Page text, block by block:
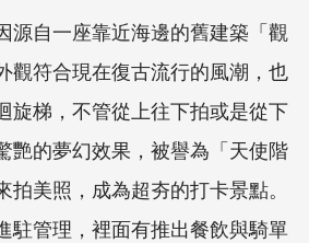
源自一座靠近海邊的舊建築「觀
觀符合現在復古流行的風潮，也
旋梯，不管從上往下拍或是從下
艷的夢幻效果，被譽為「天使階
美照，成為超夯的打卡景點。
駐管理，裡面有推出餐飲與騎單